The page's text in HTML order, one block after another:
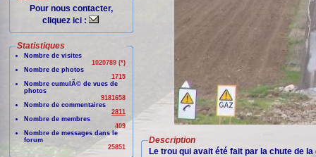
Pour nous contacter,
cliquez ici :
Statistiques
Nombre de visites
1020789 (*)
Nombre de photos
1715
Nombre cumulÃ© de vues de
photos
9181658
Nombre de commentaires
2811
Nombre de membres
409
Nombre de messages dans le
forum
25851
Description
Le trou qui avait été fait par la chute de